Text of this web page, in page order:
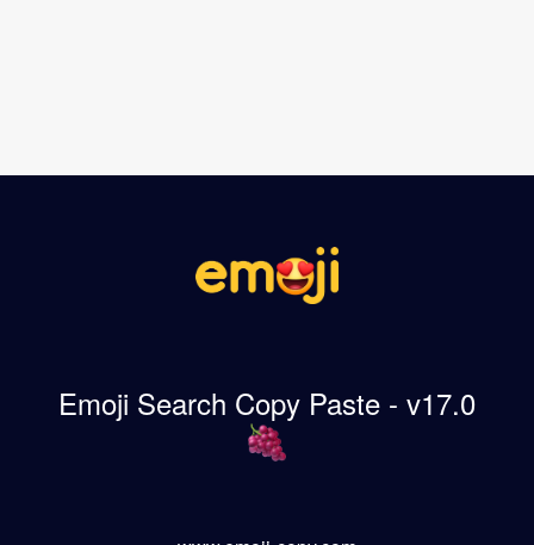
Emoji Search Copy Paste - v17.0